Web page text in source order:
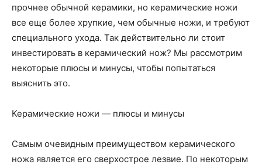
прочнее обычной керамики, но керамические ножи
все еще более хрупкие, чем обычные ножи, и требуют
специального ухода. Так действительно ли стоит
инвестировать в керамический нож? Мы рассмотрим
некоторые плюсы и минусы, чтобы попытаться
выяснить это.
Керамические ножи — плюсы и минусы
Самым очевидным преимуществом керамического
ножа является его сверхострое лезвие. По некоторым